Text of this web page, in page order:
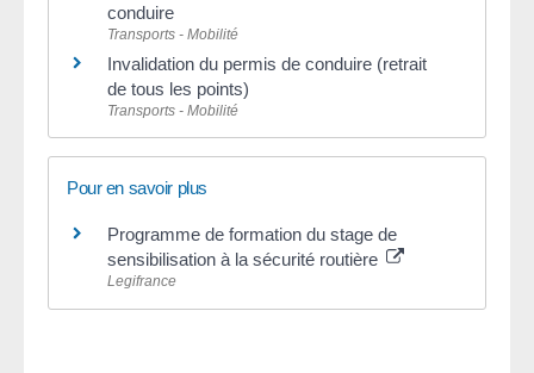
conduire
Transports - Mobilité
Invalidation du permis de conduire (retrait
de tous les points)
Transports - Mobilité
Pour en savoir plus
Programme de formation du stage de
sensibilisation à la sécurité routière
Legifrance